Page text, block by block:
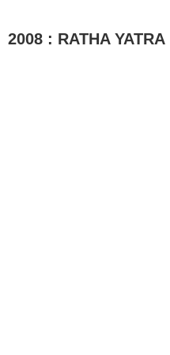
2008 : RATHA YATRA